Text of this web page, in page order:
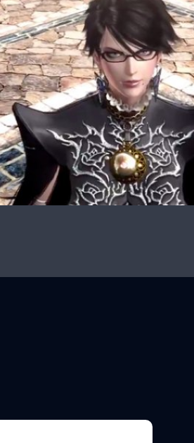
เกม Bayonetta 2
แห่งความหวังของชาว Wii U เฝ้ารอ
กนานแค่ไหน) ใน Trailer นี้โชว์ความ
ะฉากต่อสู้สุดมันของแม่มดสาวแว่น
ต้องต่อกรกับเหล่าทวยเทพ เกมนี้ยังไง
พาะบนเครื่อง Wii U เท่านั้น เครื่องอื่น
นอน
ago